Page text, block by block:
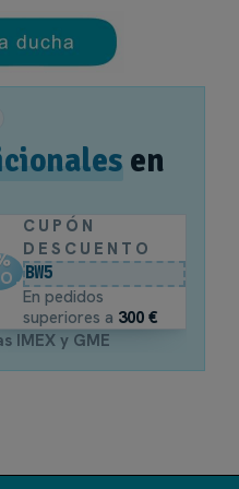
el exterior, y el lateral fijo
en
CUPÓN
DESCUENTO
BW5
En pedidos
superiores a 300 €
IMEX y GME